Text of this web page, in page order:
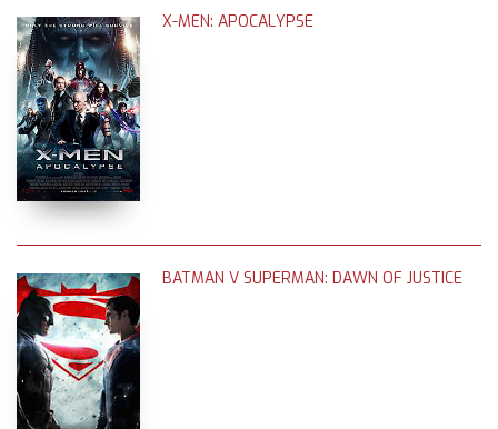
X-MEN: APOCALYPSE
BATMAN V SUPERMAN: DAWN OF JUSTICE